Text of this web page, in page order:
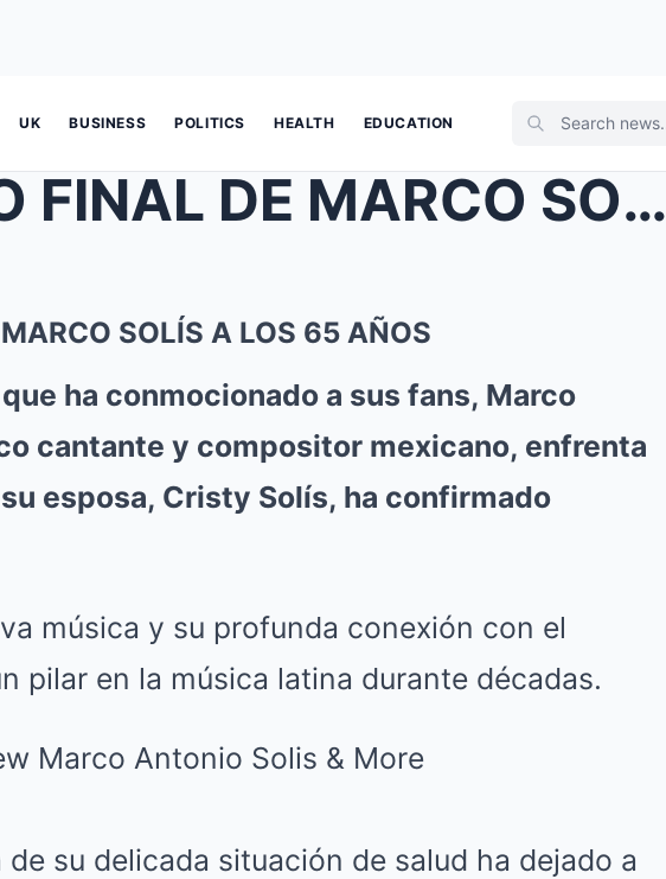
UK BUSINESS POLITICS HEALTH EDUCATION
EL TRÁGICO FINAL DE MARCO SOLÍS A LOS 65 AÑOS
SOLÍS A LOS 65 AÑOS
ha conmocionado a sus fans, Marco
cantante y compositor mexicano, enfrenta
esposa, Cristy Solís, ha confirmado
música y su profunda conexión con el
pilar en la música latina durante décadas.
su delicada situación de salud ha dejado a